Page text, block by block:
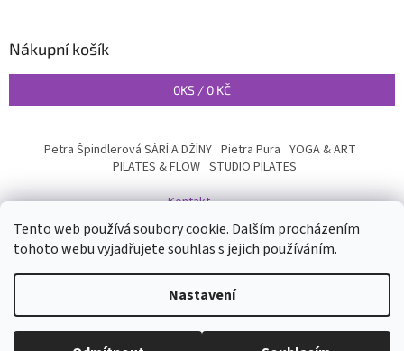
Tento web používá soubory cookie. Dalším procházením
tohoto webu vyjadřujete souhlas s jejich používáním.
Nastavení
Nákupní košík
0KS / 0 KČ
Petra Špindlerová SÁRÍ A DŽÍNY Pietra Pura YOGA & ART
PILATES & FLOW STUDIO PILATES
Kontakt
Copyright 2026INYOGA SHOP. Všechna práva vyhrazena.Upravit